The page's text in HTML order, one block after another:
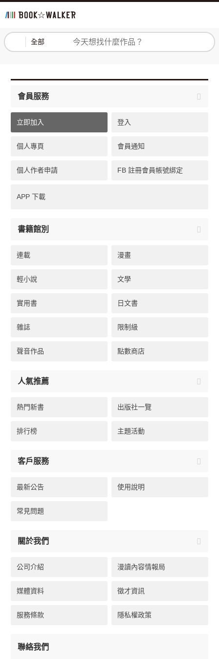
全部 登入 註冊
會員服務
立即加入 登入
個人專頁 會員通知
個人作者申請 FB 註冊會員帳號綁定
APP 下載
書籍館別
連載 漫畫
輕小說 文學
實用書 日文書
雜誌 限制級
聲音作品 點數商店
人氣推薦
熱門新書 出版社一覽
排行榜 主題活動
客戶服務
最新公告 使用說明
常見問題
關於我們
公司介紹 漫讀內容情報局
媒體資料 徵才資訊
服務條款 隱私權政策
聯絡我們